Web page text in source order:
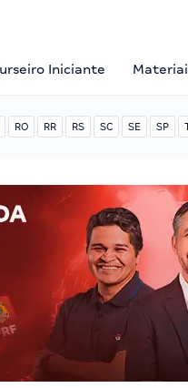
Iniciante
RO RR RS SC SE SP